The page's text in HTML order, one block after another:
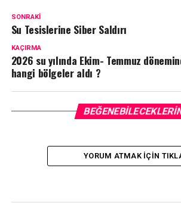
SONRAKI
Su Tesislerine Siber Saldırı
KAÇIRMA
2026 su yılında Ekim- Temmuz
hangi bölgeler aldı ?
YORUM ATMAK IÇIN